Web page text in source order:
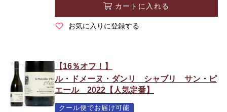
カートに入れる
お気に入りに登録する
【16％オフ！】
ル・ドメーヌ・ダンリ シャブリ サン・ピ
エール 2022【人気定番】
クール便でお届け可能